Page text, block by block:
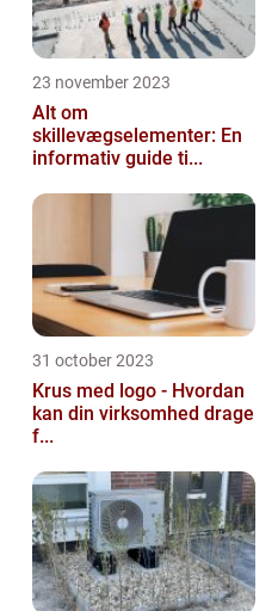
23 november 2023
Alt om
skillevægselementer: En
informativ guide ti...
31 october 2023
Krus med logo - Hvordan
kan din virksomhed drage
f...